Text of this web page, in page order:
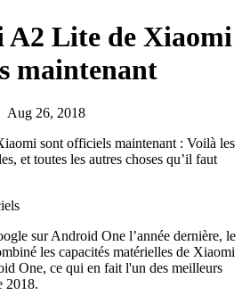
Lite de Xiaomi
maintenant
Aug 26, 2018
sont officiels maintenant : Voilà les
et toutes les autres choses qu’il faut
sur Android One l’année dernière, le
les capacités matérielles de Xiaomi
One, ce qui en fait l'un des meilleurs
2018.